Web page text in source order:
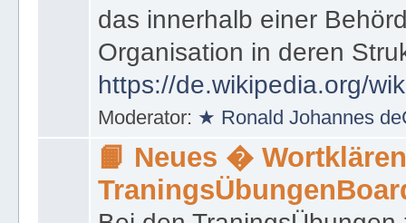
das innerhalb einer
Organisation in deren
https://de.wikipedia.org/
Moderator: ★ Ronald Johannes
📙 Neues �